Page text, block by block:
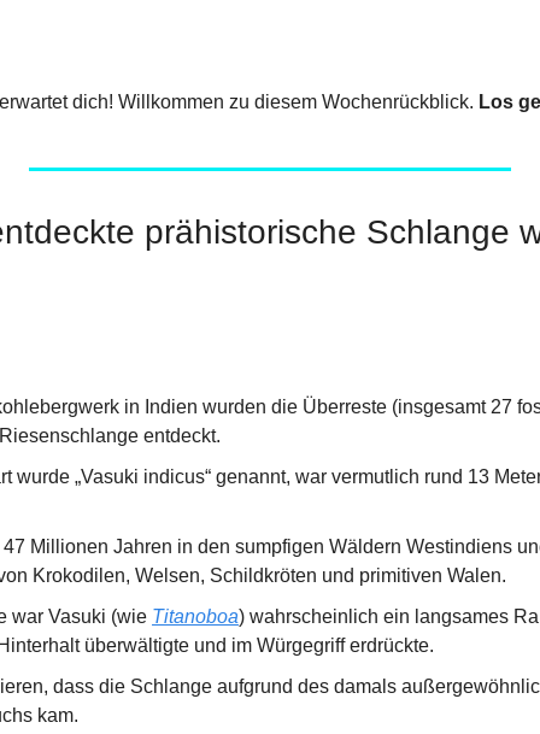
dich! Willkommen zu diesem Wochenrückblick. Los
prähistorische Schlange
in Indien wurden die Überreste (insgesamt 27
entdeckt.
wurde „Vasuki indicus“ genannt, war vermutlich rund 13
Millionen Jahren in den sumpfigen Wäldern Westindiens
Krokodilen, Welsen, Schildkröten und primitiven Walen.
war Vasuki (wie Titanoboa) wahrscheinlich ein langsames
überwältigte und im Würgegriff erdrückte.
dass die Schlange aufgrund des damals
kam.